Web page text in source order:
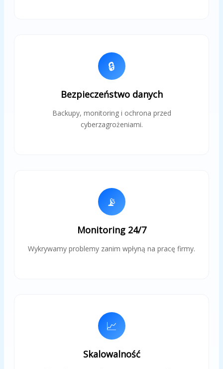
🔒
Bezpieczeństwo danych
Backupy, monitoring i ochrona przed
cyberzagrożeniami.
📡
Monitoring 24/7
Wykrywamy problemy zanim wpłyną na pracę firmy.
📈
Skalowalność